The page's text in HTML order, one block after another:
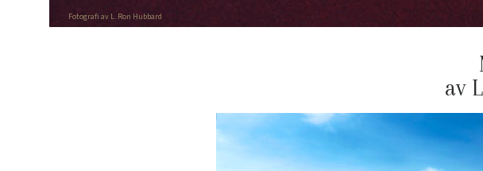
Fotografi av L. Ron Hubbard
av